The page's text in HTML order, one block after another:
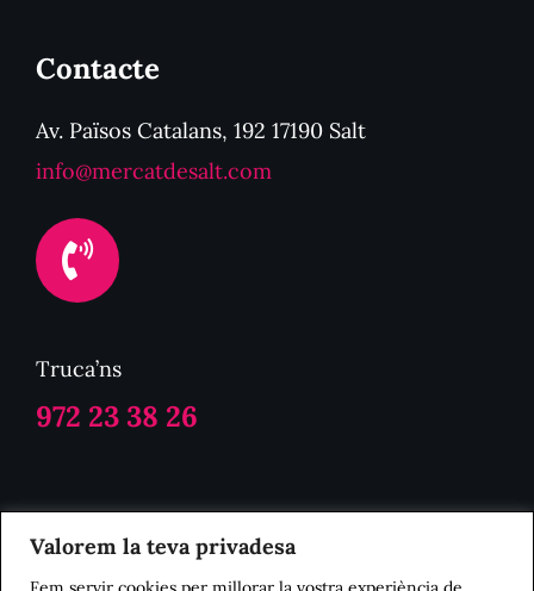
Valorem la teva privadesa
Contacte
Av. Països Catalans, 192 17190 Salt
info@mercatdesalt.com
Truca’ns
972 23 38 26